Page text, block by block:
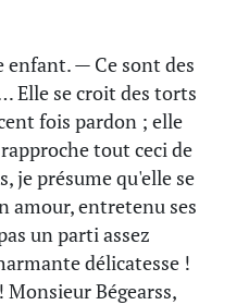
enfant. — Ce sont des
Elle se croit des torts
fois pardon ; elle
tout ceci de
je présume qu'elle se
amour, entretenu ses
un parti assez
délicatesse !
Bégearss,